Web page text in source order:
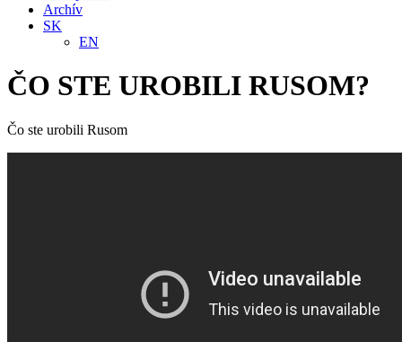
Archív
SK
EN
ČO STE UROBILI RUSOM?
Čo ste urobili Rusom